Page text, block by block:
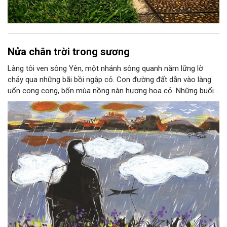
Nửa chân trời trong sương
Làng tôi ven sông Yên, một nhánh sông quanh năm lững lờ
chảy qua những bãi bồi ngập cỏ. Con đường đất dẫn vào làng
uốn cong cong, bốn mùa nồng nàn hương hoa cỏ. Những buổi
hoàng hôn, khi nắng đã dịu xuống phía cuối sông, đám hoa tím
lại thẫm màu như có ai vừa rắc lên một lớp khói.